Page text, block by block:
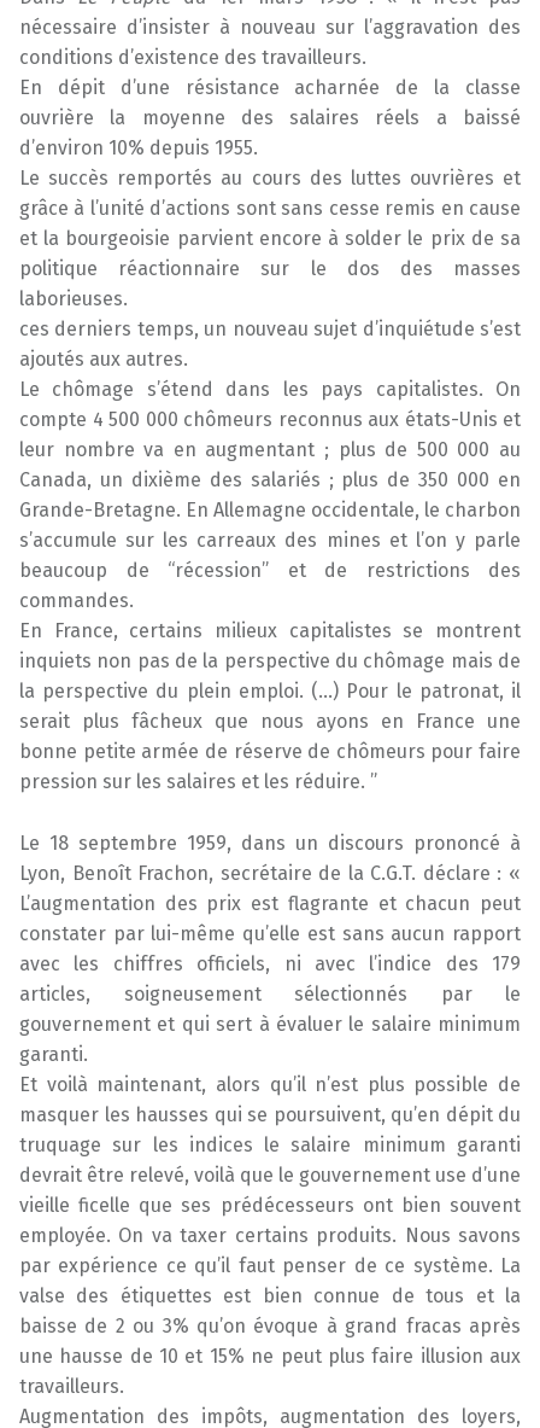
nécessaire d’insister à nouveau sur l’aggravation des
conditions d’existence des travailleurs.
En dépit d’une résistance acharnée de la classe
ouvrière la moyenne des salaires réels a baissé
d’environ 10% depuis 1955.
Le succès remportés au cours des luttes ouvrières et
grâce à l’unité d’actions sont sans cesse remis en cause
et la bourgeoisie parvient encore à solder le prix de sa
politique réactionnaire sur le dos des masses
laborieuses.
ces derniers temps, un nouveau sujet d’inquiétude s’est
ajoutés aux autres.
Le chômage s’étend dans les pays capitalistes. On
compte 4 500 000 chômeurs reconnus aux états-Unis et
leur nombre va en augmentant ; plus de 500 000 au
Canada, un dixième des salariés ; plus de 350 000 en
Grande-Bretagne. En Allemagne occidentale, le charbon
s’accumule sur les carreaux des mines et l’on y parle
beaucoup de “récession” et de restrictions des
commandes.
En France, certains milieux capitalistes se montrent
inquiets non pas de la perspective du chômage mais de
la perspective du plein emploi. (…) Pour le patronat, il
serait plus fâcheux que nous ayons en France une
bonne petite armée de réserve de chômeurs pour faire
pression sur les salaires et les réduire. ”
Le 18 septembre 1959, dans un discours prononcé à
Lyon, Benoît Frachon, secrétaire de la C.G.T. déclare : «
L’augmentation des prix est flagrante et chacun peut
constater par lui-même qu’elle est sans aucun rapport
avec les chiffres officiels, ni avec l’indice des 179
articles, soigneusement sélectionnés par le
gouvernement et qui sert à évaluer le salaire minimum
garanti.
Et voilà maintenant, alors qu’il n’est plus possible de
masquer les hausses qui se poursuivent, qu’en dépit du
truquage sur les indices le salaire minimum garanti
devrait être relevé, voilà que le gouvernement use d’une
vieille ficelle que ses prédécesseurs ont bien souvent
employée. On va taxer certains produits. Nous savons
par expérience ce qu’il faut penser de ce système. La
valse des étiquettes est bien connue de tous et la
baisse de 2 ou 3% qu’on évoque à grand fracas après
une hausse de 10 et 15% ne peut plus faire illusion aux
travailleurs.
Augmentation des impôts, augmentation des loyers,